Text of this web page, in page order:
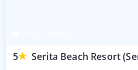
5 Serita Beach Resort